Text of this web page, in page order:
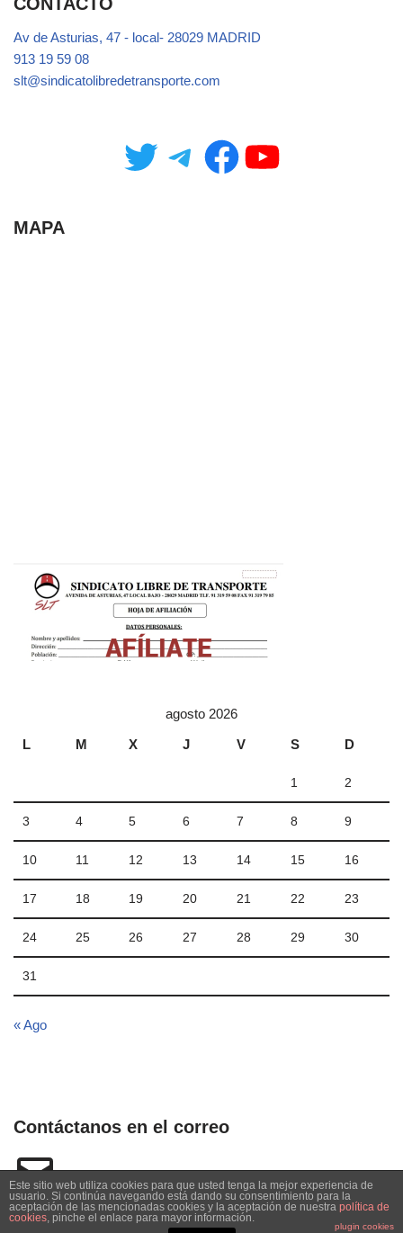
Av de Asturias, 47 - local- 28029 MADRID
913 19 59 08
slt@sindicatolibredetransporte.com
MAPA
agosto 2026
L
M X J V S D
1 2
3 4 5 6 7 8 9
10 11 12 13 14 15 16
17 18 19 20 21 22 23
24 25 26 27 28 29 30
31
« Ago
Contáctanos en el correo
Este sitio web utiliza cookies para que usted tenga la mejor experiencia de
usuario. Si continúa navegando está dando su consentimiento para la
aceptación de las mencionadas cookies y la aceptación de nuestra política de
cookies, pinche el enlace para mayor información.
plugin cookies